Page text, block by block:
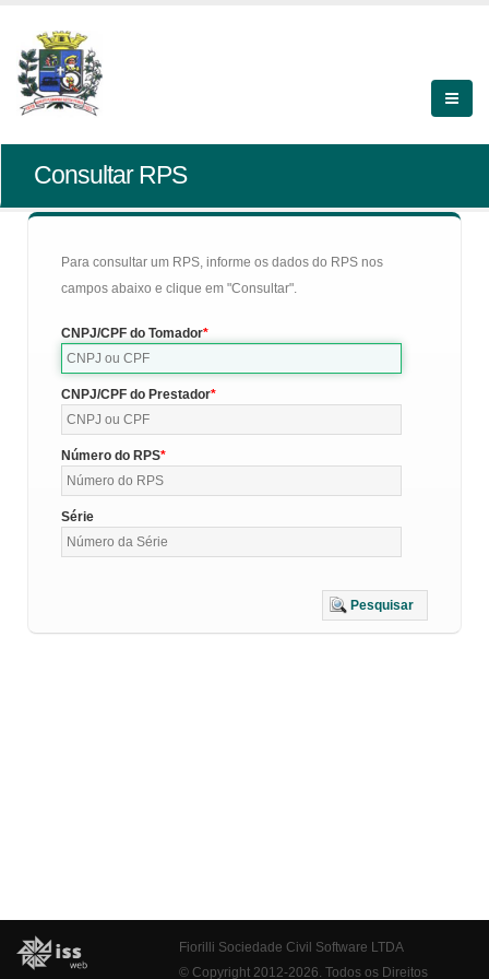
Consultar RPS
Para consultar um RPS, informe os dados do RPS nos
campos abaixo e clique em "Consultar".
CNPJ/CPF do Tomador
CNPJ/CPF do Prestador
Número do RPS
Série
Pesquisar
Fiorilli Sociedade Civil Software LTDA
© Copyright 2012-2026. Todos os Direitos